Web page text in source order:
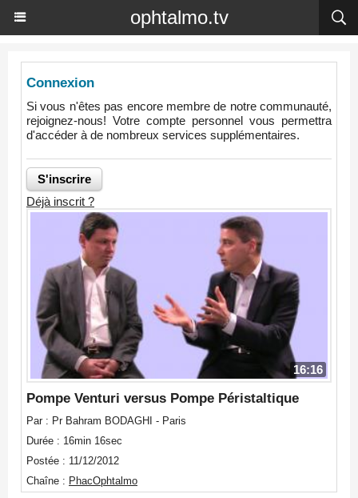
ophtalmo.tv
Connexion
Si vous n'êtes pas encore membre de notre communauté,
rejoignez-nous! Votre compte personnel vous permettra
d'accéder à de nombreux services supplémentaires.
Déjà inscrit ?
16:16
Pompe Venturi versus Pompe Péristaltique
Par : Pr Bahram BODAGHI - Paris
Durée : 16min 16sec
Postée : 11/12/2012
Chaîne : PhacOphtalmo